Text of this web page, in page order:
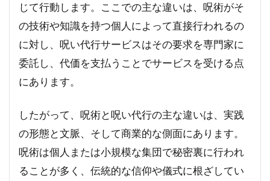
じて行動します。ここでの主な違いは、呪術がそ
の技術や知識を持つ個人によって直接行われるの
に対し、呪い代行サービスはその要求を専門家に
委託し、代価を支払うことでサービスを受ける点
にあります。
したがって、呪術と呪い代行の主な違いは、実践
の形態と文脈、そして商業的な側面にあります。
呪術は個人または小規模な集団で秘密裏に行われ
ることが多く、伝統的な信仰や儀式に根ざしてい